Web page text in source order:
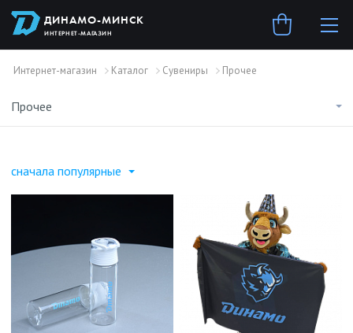
ДИНАМО-МИНСК
ИНТЕРНЕТ-МАГАЗИН
Интернет-магазин Каталог Сувениры Прочее
Прочее
сначала популярные